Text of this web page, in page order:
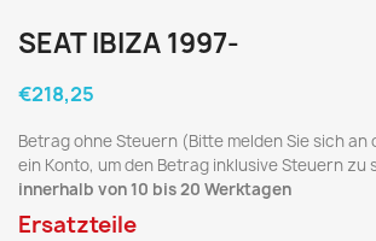
SEAT IBIZA 1997-
€218,25
Betrag ohne Steuern (Bitte melden Sie sich an
ein Konto, um den Betrag inklusive Steuern zu
innerhalb von 10 bis 20 Werktagen
Ersatzteile